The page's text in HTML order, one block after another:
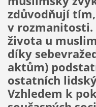
zdůvodňují
v rozmanitosti.
života u
díky
aktům)
ostatních
Vzhledem k